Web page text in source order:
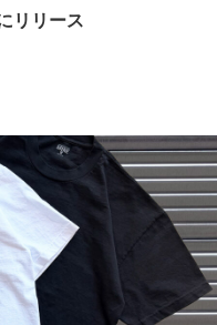
リリース